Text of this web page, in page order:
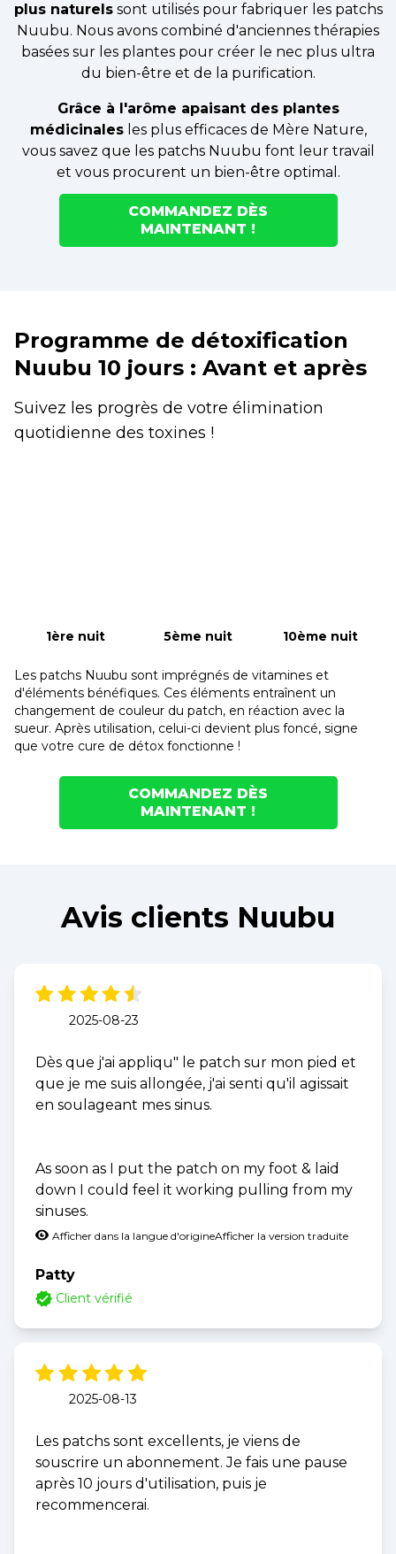
plus naturelssont utilisés pour fabriquer les patchs
Nuubu. Nous avons combiné d'anciennes thérapies
basées sur les plantes pour créer le nec plus ultra
du bien-être et de la purification.
Grâce à l'arôme apaisant des plantes
médicinalesles plus efficaces de Mère Nature,
vous savez que les patchs Nuubu font leur travail
et vous procurent un bien-être optimal.
COMMANDEZ DÈS
MAINTENANT !
Programme de détoxification
Nuubu 10 jours : Avant et après
Suivez les progrès de votre élimination
quotidienne des toxines !
1ère nuit 5ème nuit 10ème nuit
Les patchs Nuubu sont imprégnés de vitamines et
d'éléments bénéfiques. Ces éléments entraînent un
changement de couleur du patch, en réaction avec la
sueur. Après utilisation, celui-ci devient plus foncé, signe
que votre cure de détox fonctionne !
COMMANDEZ DÈS
MAINTENANT !
Avis clients Nuubu
2025-08-23
Dès que j'ai appliqu" le patch sur mon pied et
que je me suis allongée, j'ai senti qu'il agissait
en soulageant mes sinus.
As soon as I put the patch on my foot & laid
down I could feel it working pulling from my
sinuses.
Afficher dans la langue d'origineAfficher la version traduite
Patty
Client vérifié
2025-08-13
Les patchs sont excellents, je viens de
souscrire un abonnement. Je fais une pause
après 10 jours d'utilisation, puis je
recommencerai.